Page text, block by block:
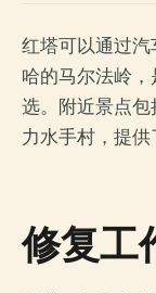
红塔可以通过
哈的马尔法岭
选。附近景点
力水手村，提供
修复工